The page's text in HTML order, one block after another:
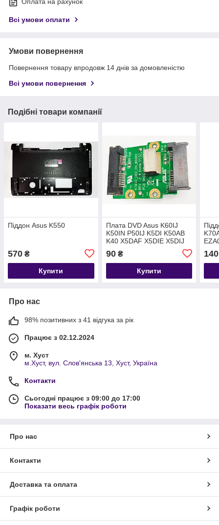
Оплата на рахунок
Всі умови оплати
Умови повернення
Повернення товару впродовж 14 днів за домовленістю
Всі умови повернення
Подібні товари компанії
Піддон Asus K550
570 ₴
Купити
Плата DVD Asus K60IJ
K50IN P50IJ K5DI K50AB
K40 X5DAF X5DIE X5DIJ
90₴
Купити
140
Про нас
98% позитивних з 41 відгука за рік
Працює з 02.12.2024
м. Хуст
м.Хуст, вул. Слов'янська 13, Хуст, Україна
Контакти
Сьогодні працює з 09:00 до 17:00
Показати весь графік роботи
Про нас
Контакти
Доставка та оплата
Графік роботи